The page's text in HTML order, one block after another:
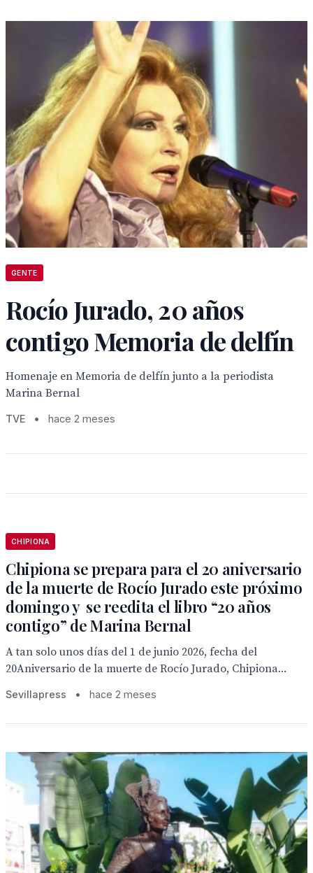
GENTE
Rocío Jurado, 20 años
contigo Memoria de delfín
Homenaje en Memoria de delfín junto a la periodista
Marina Bernal
TVE • hace 2 meses
CHIPIONA
Chipiona se prepara para el 20 aniversario
de la muerte de Rocío Jurado este próximo
domingo y se reedita el libro “20 años
contigo” de Marina Bernal
A tan solo unos días del 1 de junio 2026, fecha del
20Aniversario de la muerte de Rocío Jurado, Chipiona...
Sevillapress • hace 2 meses